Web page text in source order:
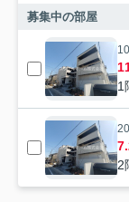
募集中の部屋
1
2